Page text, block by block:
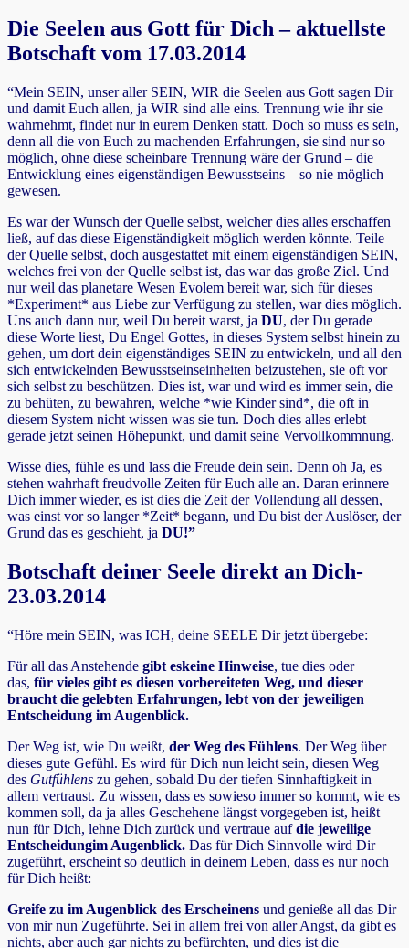
Die Seelen aus Gott für Dich – aktuellste
Botschaft vom 17.03.2014
“Mein SEIN, unser aller SEIN, WIR die Seelen aus Gott sagen Dir
und damit Euch allen, ja WIR sind alle eins. Trennung wie ihr sie
wahrnehmt, findet nur in eurem Denken statt. Doch so muss es sein,
denn all die von Euch zu machenden Erfahrungen, sie sind nur so
möglich, ohne diese scheinbare Trennung wäre der Grund – die
Entwicklung eines eigenständigen Bewusstseins – so nie möglich
gewesen.
Es war der Wunsch der Quelle selbst, welcher dies alles erschaffen
ließ, auf das diese Eigenständigkeit möglich werden könnte. Teile
der Quelle selbst, doch ausgestattet mit einem eigenständigen SEIN,
welches frei von der Quelle selbst ist, das war das große Ziel. Und
nur weil das planetare Wesen Evolem bereit war, sich für dieses
*Experiment* aus Liebe zur Verfügung zu stellen, war dies möglich.
Uns auch dann nur, weil Du bereit warst, ja DU, der Du gerade
diese Worte liest, Du Engel Gottes, in dieses System selbst hinein zu
gehen, um dort dein eigenständiges SEIN zu entwickeln, und all den
sich entwickelnden Bewusstseinseinheiten beizustehen, sie oft vor
sich selbst zu beschützen. Dies ist, war und wird es immer sein, die
zu behüten, zu bewahren, welche *wie Kinder sind*, die oft in
diesem System nicht wissen was sie tun. Doch dies alles erlebt
gerade jetzt seinen Höhepunkt, und damit seine Vervollkommnung.
Wisse dies, fühle es und lass die Freude dein sein. Denn oh Ja, es
stehen wahrhaft freudvolle Zeiten für Euch alle an. Daran erinnere
Dich immer wieder, es ist dies die Zeit der Vollendung all dessen,
was einst vor so langer *Zeit* begann, und Du bist der Auslöser, der
Grund das es geschieht, ja DU!”
Botschaft deiner Seele direkt an Dich-
23.03.2014
“Höre mein SEIN, was ICH, deine SEELE Dir jetzt übergebe:
Für all das Anstehende gibt eskeine Hinweise, tue dies oder
das, für vieles gibt es diesen vorbereiteten Weg, und dieser
braucht die gelebten Erfahrungen, lebt von der jeweiligen
Entscheidung im Augenblick.
Der Weg ist, wie Du weißt, der Weg des Fühlens. Der Weg über
dieses gute Gefühl. Es wird für Dich nun leicht sein, diesen Weg
des Gutfühlens zu gehen, sobald Du der tiefen Sinnhaftigkeit in
allem vertraust. Zu wissen, dass es sowieso immer so kommt, wie es
kommen soll, da ja alles Geschehene längst vorgegeben ist, heißt
nun für Dich, lehne Dich zurück und vertraue aufdie jeweilige
Entscheidungim Augenblick. Das für Dich Sinnvolle wird Dir
zugeführt, erscheint so deutlich in deinem Leben, dass es nur noch
für Dich heißt:
Greife zu im Augenblick des Erscheinens und genieße all das Dir
von mir nun Zugeführte. Sei in allem frei von aller Angst, da gibt es
nichts, aber auch gar nichts zu befürchten, und dies ist die